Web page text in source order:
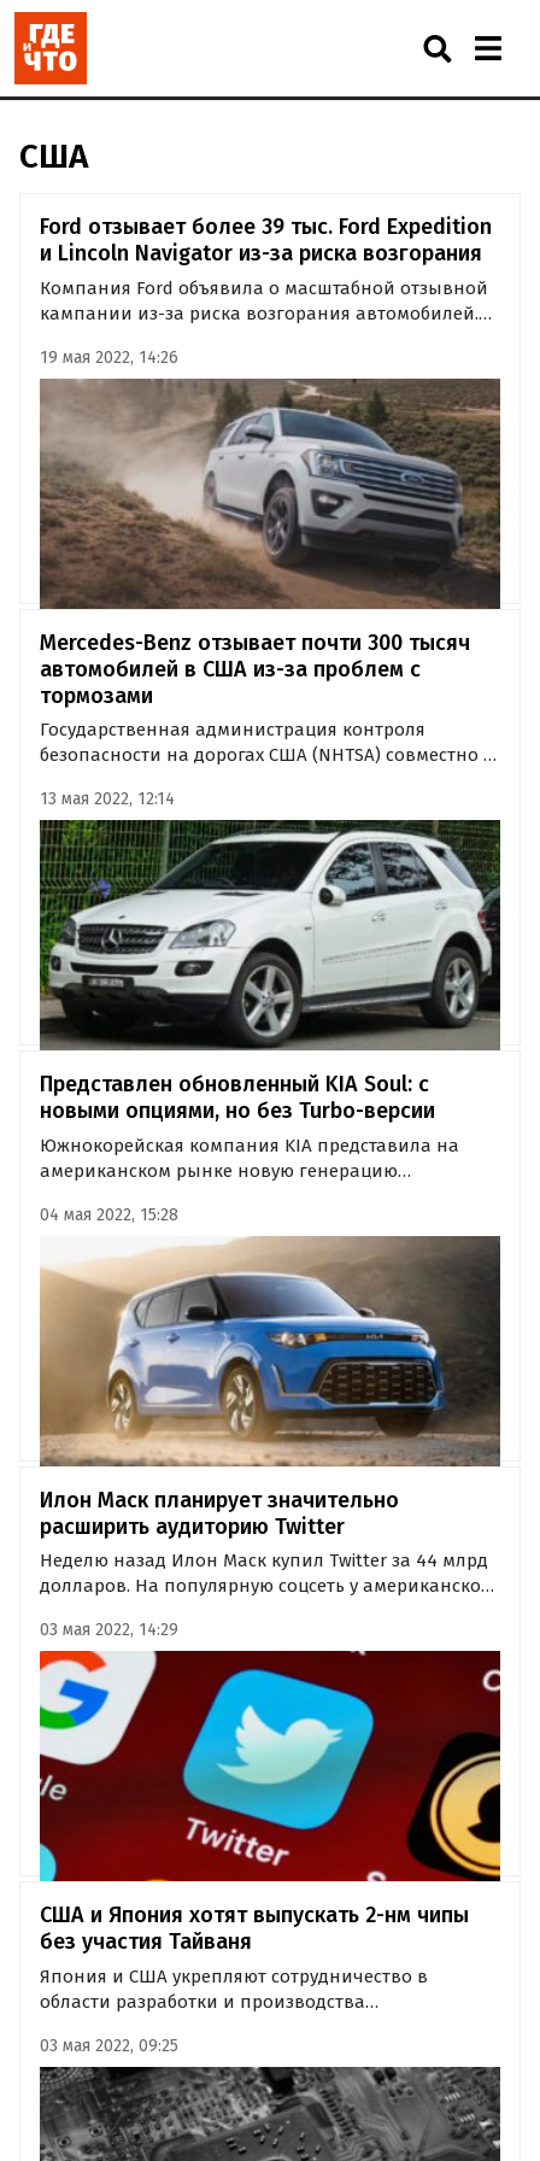
США
Ford отзывает более 39 тыс. Ford Expedition
и Lincoln Navigator из-за риска возгорания
Компания Ford объявила о масштабной отзывной
кампании из-за риска возгорания автомобилей.
внедорожников Ford Expedition и Lincoln Navigator
2021 модельного года.
19 мая 2022, 14:26
Mercedes-Benz отзывает почти 300 тысяч
автомобилей в США из-за проблем с
тормозами
Государственная администрация контроля
безопасности на дорогах США (NHTSA) совместно с
отзывной кампании. Под добровольный отзыв
только в США попадут почти 300 тысяч
автомобилей ML, GL и R-Class…
13 мая 2022, 12:14
Представлен обновленный KIA Soul: с
новыми опциями, но без Turbo-версии
Южнокорейская компания KIA представила на
американском рынке новую генерацию
модельного года получило обновленную
внешность, но лишилось турбированной версии.
04 мая 2022, 15:28
Илон Маск планирует значительно
расширить аудиторию Twitter
Неделю назад Илон Маск купил Twitter за 44 млрд
долларов. На популярную соцсеть у американского
расширить аудиторию сервиса, превратив его из
нишевого продукта в массовый, сообщает Reuters.
03 мая 2022, 14:29
США и Япония хотят выпускать 2-нм чипы
без участия Тайваня
Япония и США укрепляют сотрудничество в
области разработки и производства
хотят сократить до минимума свою зависимость в
этой отрасли от тайваньских поставщиков, пишет
издание Nikkei Asia.
03 мая 2022, 09:25